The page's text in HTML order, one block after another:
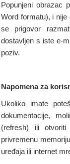
Popunjeni obrazac
Word formatu), i nije
se prigovor
dostavljen s iste e-
poziv.
Napomena za
Ukoliko imate
dokumentacije,
(refresh) ili
privremenu
uređaja ili internet